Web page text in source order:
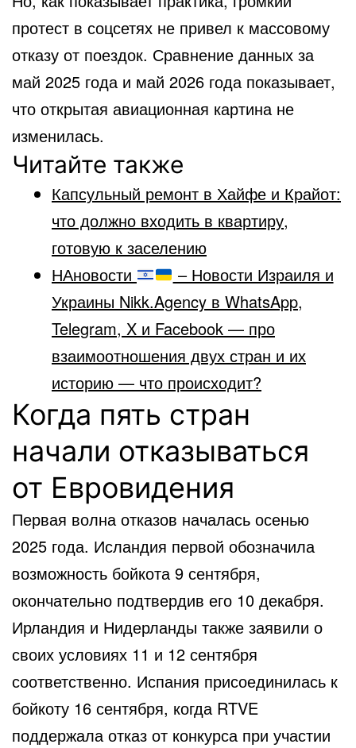
протест в соцсетях не привел к массовому
отказу от поездок. Сравнение данных за
май 2025 года и май 2026 года показывает,
что открытая авиационная картина не
изменилась.
Читайте также
Капсульный ремонт в Хайфе и Крайот:
что должно входить в квартиру,
готовую к заселению
НАновости
– Новости Израиля и
Украины Nikk.Agency в WhatsApp,
Telegram, X и Facebook — про
взаимоотношения двух стран и их
историю — что происходит?
Когда пять стран
начали отказываться
от Евровидения
Первая волна отказов началась осенью
2025 года. Исландия первой обозначила
возможность бойкота 9 сентября,
окончательно подтвердив его 10 декабря.
Ирландия и Нидерланды также заявили о
своих условиях 11 и 12 сентября
соответственно. Испания присоединилась к
бойкоту 16 сентября, когда RTVE
поддержала отказ от конкурса при участии